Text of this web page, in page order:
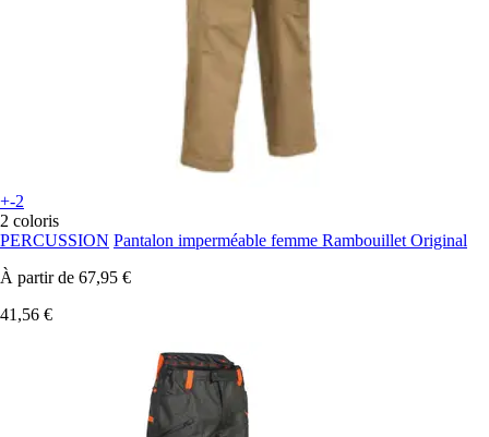
+-2
2 coloris
PERCUSSION Pantalon imperméable femme Rambouillet Original
À partir de 67,95 €
41,56 €